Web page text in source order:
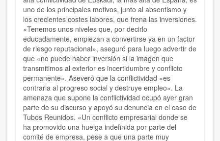
uno de los principales motivos, junto al absentismo y
los crecientes costes labores, que frena las inversiones.
«Tenemos unos niveles que, por decirlo
educadamente, empiezan a convertirse ya en un factor
de riesgo reputacional», aseguró para luego advertir de
que «no puede haber inversión si la imagen que
transmitimos al exterior es incertidumbre y conflicto
permanente». Aseveró que la conflictividad «es
contraria al progreso social y destruye empleo». La
amenaza que supone la conflictividad ocupó ayer gran
parte de su discurso y apoyó su denuncia en el caso de
Tubos Reunidos. «Un conflicto empresarial donde se
ha promovido una huelga indefinida por parte del
comité de empresa, pese a que una parte muy